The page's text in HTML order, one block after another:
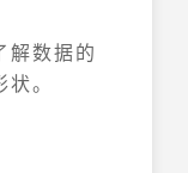
解数据的
。